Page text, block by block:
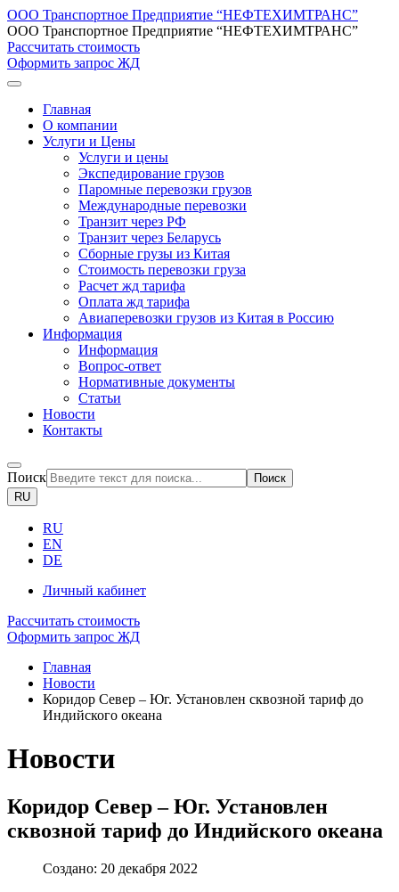
ООО Транспортное Предприятие “НЕФТЕХИМТРАНС”
ООО Транспортное Предприятие “НЕФТЕХИМТРАНС”
Рассчитать стоимость
Оформить запрос ЖД
Главная
О компании
Услуги и Цены
Услуги и цены
Экспедирование грузов
Паромные перевозки грузов
Международные перевозки
Транзит через РФ
Транзит через Беларусь
Сборные грузы из Китая
Стоимость перевозки груза
Расчет жд тарифа
Оплата жд тарифа
Авиаперевозки грузов из Китая в Россию
Информация
Информация
Вопрос-ответ
Нормативные документы
Статьи
Новости
Контакты
Поиск
Поиск
RU
RU
EN
DE
Личный кабинет
Рассчитать стоимость
Оформить запрос ЖД
Главная
Новости
Коридор Север – Юг. Установлен сквозной тариф до
Индийского океана
Новости
Коридор Север – Юг. Установлен
сквозной тариф до Индийского океана
Создано: 20 декабря 2022